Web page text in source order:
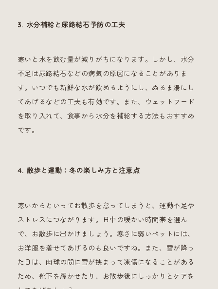
3. 水分補給と尿路結石予防の工夫
寒いと水を飲む量が減りがちになります。しかし、水分
不足は尿路結石などの病気の原因になることがありま
す。いつでも新鮮な水が飲めるようにし、ぬるま湯にし
てあげるなどの工夫も有効です。また、ウェットフード
を取り入れて、食事から水分を補給する方法もおすすめ
です。
4. 散歩と運動：冬の楽しみ方と注意点
寒いからといってお散歩を怠ってしまうと、運動不足や
ストレスにつながります。日中の暖かい時間帯を選ん
で、お散歩に出かけましょう。寒さに弱いペットには、
お洋服を着せてあげるのも良いですね。また、雪が降っ
た日は、肉球の間に雪が挟まって凍傷になることがある
ため、靴下を履かせたり、お散歩後にしっかりとケアを